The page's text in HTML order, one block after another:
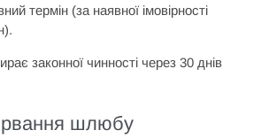
термін (за наявної імовірності
законної чинності через 30 днів
шлюбу